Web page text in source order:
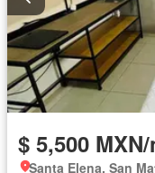
$ 5,500
Santa Elena, San